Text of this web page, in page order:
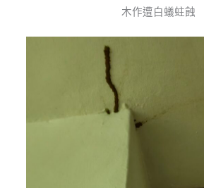
木作遭白蟻蛀蝕